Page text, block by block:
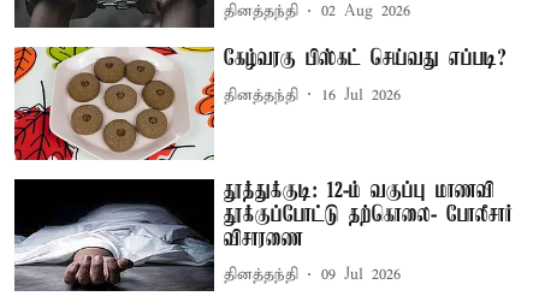
தினத்தந்தி 02 Aug 2026
கேழ்வரகு பிஸ்கட் செய்வது எப்படி?
தினத்தந்தி 16 Jul 2026
தூத்துக்குடி: 12-ம் வகுப்பு மாணவி
தூக்குப்போட்டு தற்கொலை- போலீசார்
விசாரணை
தினத்தந்தி 09 Jul 2026